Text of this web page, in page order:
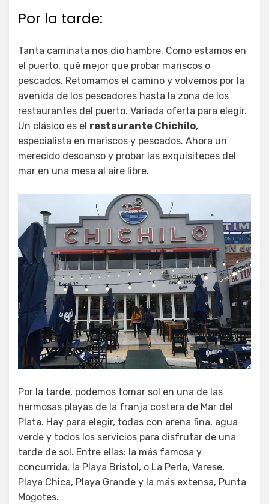
Por la tarde:
Tanta caminata nos dio hambre. Como estamos en
el puerto, qué mejor que probar mariscos o
pescados. Retomamos el camino y volvemos por la
avenida de los pescadores hasta la zona de los
restaurantes del puerto. Variada oferta para elegir.
Un clásico es el restaurante Chichilo,
especialista en mariscos y pescados. Ahora un
merecido descanso y probar las exquisiteces del
mar en una mesa al aire libre.
Por la tarde, podemos tomar sol en una de las
hermosas playas de la franja costera de Mar del
Plata. Hay para elegir, todas con arena fina, agua
verde y todos los servicios para disfrutar de una
tarde de sol. Entre ellas: la más famosa y
concurrida, la Playa Bristol, o La Perla, Varese,
Playa Chica, Playa Grande y la más extensa, Punta
Mogotes.